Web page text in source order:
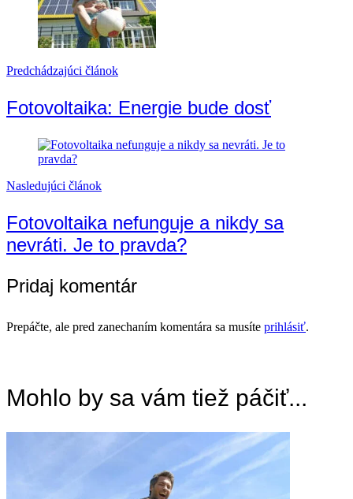
Predchádzajúci článok
Fotovoltaika: Energie bude dosť
Nasledujúci článok
Fotovoltaika nefunguje a nikdy sa
nevráti. Je to pravda?
Pridaj komentár
Prepáčte, ale pred zanechaním komentára sa musíte prihlásiť.
Mohlo by sa vám tiež páčiť...